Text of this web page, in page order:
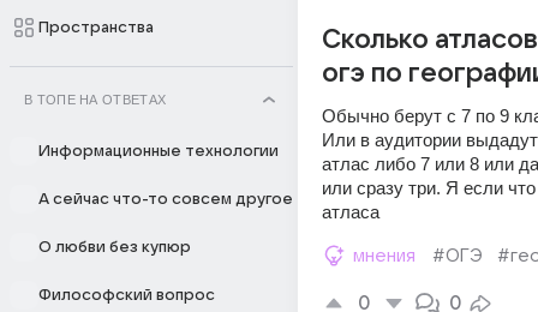
Пространства
В ТОПЕ НА ОТВЕТАХ
Информационные технологии
А сейчас что-то совсем другое
О любви без купюр
Философский вопрос
Сколько
огэ по
Обычно берут с 7 по 9
Или в аудитории
атлас либо 7 или 8 или
или сразу три. Я если
атласа
мнения #ОГЭ
0 0